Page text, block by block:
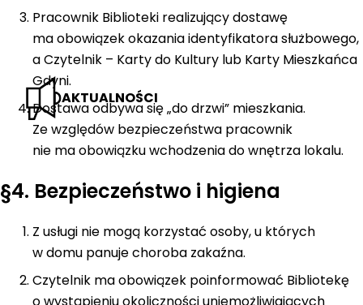
AKTUALNOŚCI
Pracownik Biblioteki realizujący dostawę
ma obowiązek okazania identyfikatora służbowego,
a Czytelnik – Karty do Kultury lub Karty Mieszkańca
Gdyni.
Dostawa odbywa się „do drzwi” mieszkania.
Ze względów bezpieczeństwa pracownik
nie ma obowiązku wchodzenia do wnętrza lokalu.
§4. Bezpieczeństwo i higiena
Z usługi nie mogą korzystać osoby, u których
w domu panuje choroba zakaźna.
Czytelnik ma obowiązek poinformować Bibliotekę